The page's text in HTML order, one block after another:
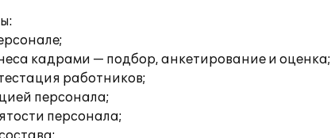
кадрами — подбор, анкетирование и оценка;
работников;
персонала;
персонала;